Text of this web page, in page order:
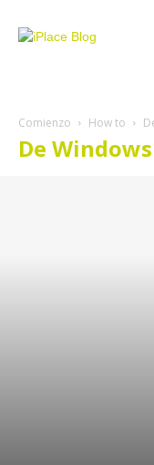
Comienzo How to
De